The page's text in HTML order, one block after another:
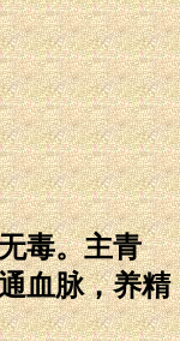
毒。主青
血脉，养精